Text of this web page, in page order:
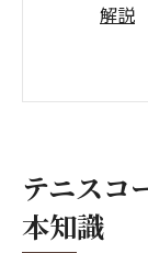
解説
テ
テニ
さまざま
テニスコ
本知識